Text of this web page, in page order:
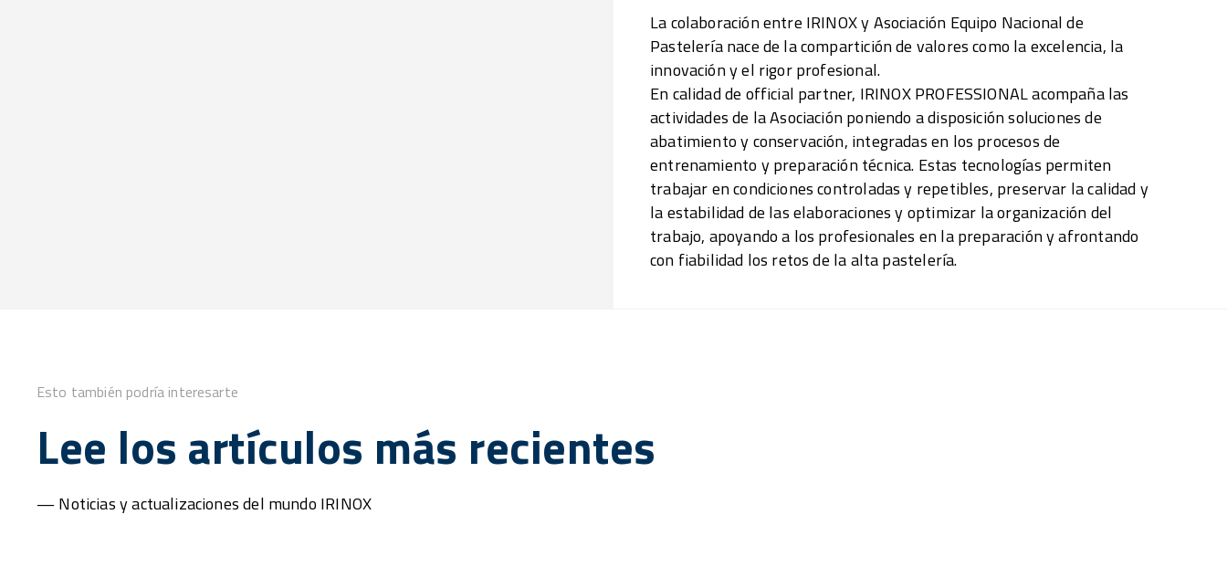
La colaboración entre IRINOX y Asociación Equipo Nacional de
Pastelería nace de la compartición de valores como la excelencia, la
innovación y el rigor profesional.
En calidad de official partner, IRINOX PROFESSIONAL acompaña las
actividades de la Asociación poniendo a disposición soluciones de
abatimiento y conservación, integradas en los procesos de
entrenamiento y preparación técnica. Estas tecnologías permiten
trabajar en condiciones controladas y repetibles, preservar la calidad y
la estabilidad de las elaboraciones y optimizar la organización del
trabajo, apoyando a los profesionales en la preparación y afrontando
con fiabilidad los retos de la alta pastelería.
Esto también podría interesarte
Lee los artículos más recientes
— Noticias y actualizaciones del mundo IRINOX